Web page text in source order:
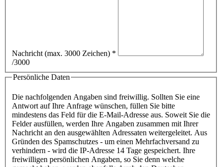
Nachricht (max. 3000 Zeichen) *
/3000
Persönliche Daten
Die nachfolgenden Angaben sind freiwillig. Sollten Sie eine
Antwort auf Ihre Anfrage wünschen, füllen Sie bitte
mindestens das Feld für die E-Mail-Adresse aus. Soweit Sie die
Felder ausfüllen, werden Ihre Angaben zusammen mit Ihrer
Nachricht an den ausgewählten Adressaten weitergeleitet. Aus
Gründen des Spamschutzes - um einen Mehrfachversand zu
verhindern - wird die IP-Adresse 14 Tage gespeichert. Ihre
freiwilligen persönlichen Angaben, so Sie denn welche